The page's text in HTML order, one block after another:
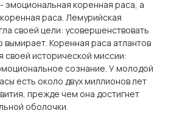
эмоциональная коренная раса, а
раса. Лемурийская
своей цели: усовершенствовать
вымирает. Коренная раса атлантов
своей исторической миссии:
сознание. У молодой
есть около двух миллионов лет
прежде чем она достигнет
оболочки.